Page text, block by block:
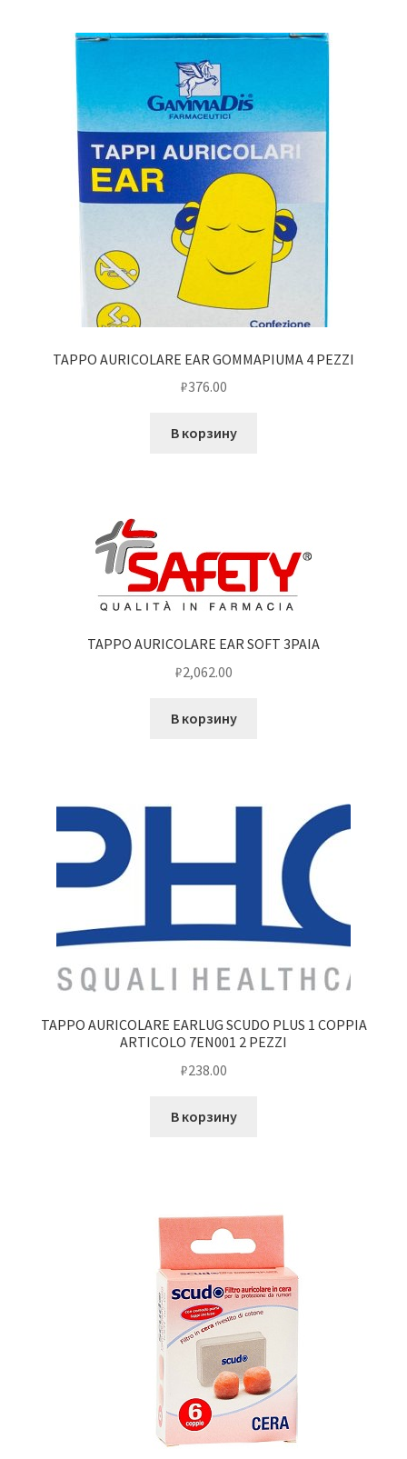
TAPPO AURICOLARE EAR GOMMAPIUMA 4 PEZZI
₽376.00
В корзину
TAPPO AURICOLARE EAR SOFT 3PAIA
₽2,062.00
В корзину
TAPPO AURICOLARE EARLUG SCUDO PLUS 1 COPPIA
ARTICOLO 7EN001 2 PEZZI
₽238.00
В корзину